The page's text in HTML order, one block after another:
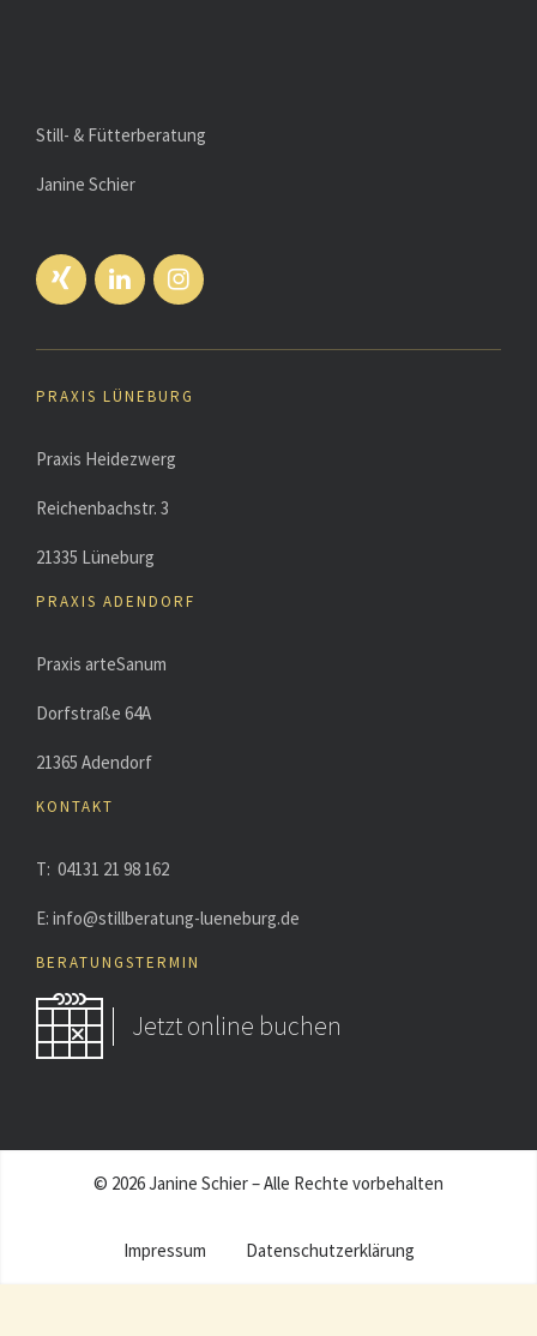
Still- & Fütterberatung
Janine Schier
PRAXIS LÜNEBURG
Praxis Heidezwerg
Reichenbachstr. 3
21335 Lüneburg
PRAXIS ADENDORF
Praxis arteSanum
Dorfstraße 64A
21365 Adendorf
KONTAKT
T: 04131 21 98 162
E: info@stillberatung-lueneburg.de
BERATUNGSTERMIN
Jetzt online buchen
© 2026 Janine Schier – Alle Rechte vorbehalten
Impressum Datenschutzerklärung